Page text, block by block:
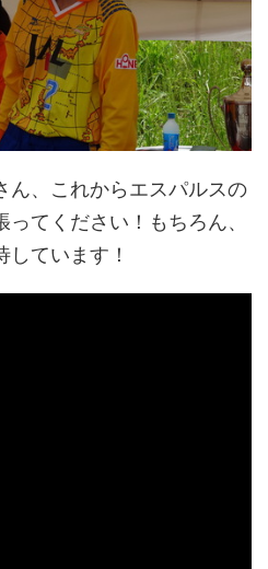
ん、これからエスパルスの
てください！もちろん、
ています！